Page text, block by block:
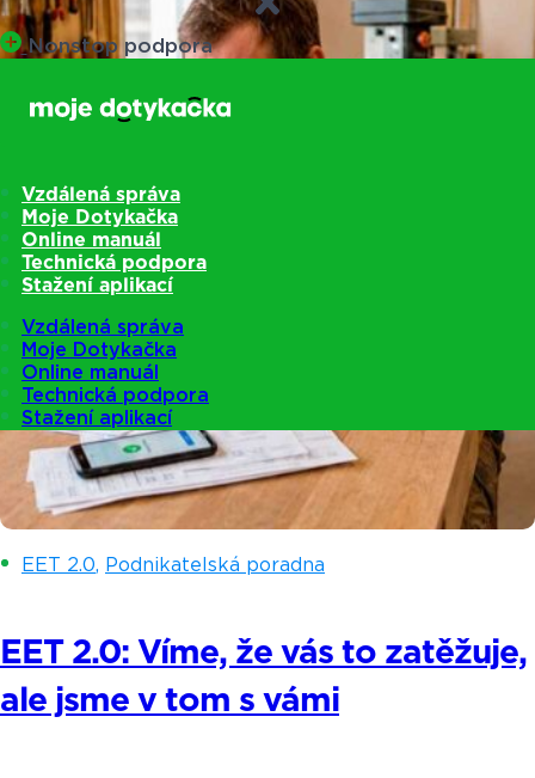
Nonstop podpora
Vzdálená správa
Moje Dotykačka
Online manuál
Technická podpora
Stažení aplikací
Vzdálená správa
Moje Dotykačka
Online manuál
Technická podpora
Stažení aplikací
EET 2.0, Podnikatelská poradna
EET 2.0: Víme, že vás to zatěžuje,
ale jsme v tom s vámi